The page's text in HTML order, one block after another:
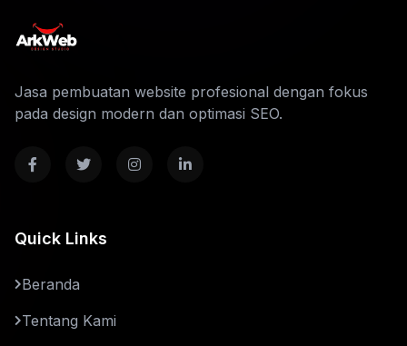
Jasa pembuatan website profesional dengan fokus
pada design modern dan optimasi SEO.
Quick Links
Beranda
Tentang Kami